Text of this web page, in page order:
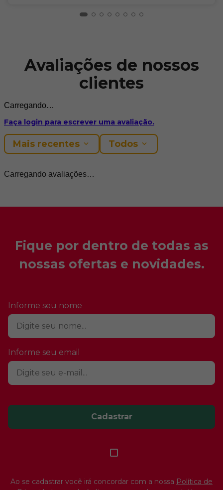
Aspen / Mt - Adina
Ver produto
Carregando avaliações…
nossas ofertas e novidades.